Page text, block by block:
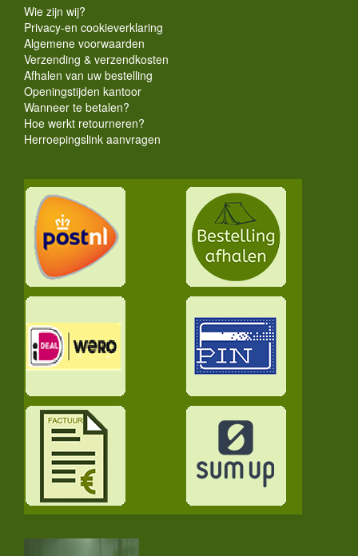
Wie zijn wij?
Privacy-en cookieverklaring
Algemene voorwaarden
Verzending & verzendkosten
Afhalen van uw bestelling
Openingstijden kantoor
Wanneer te betalen?
Hoe werkt retourneren?
Herroepingslink aanvragen